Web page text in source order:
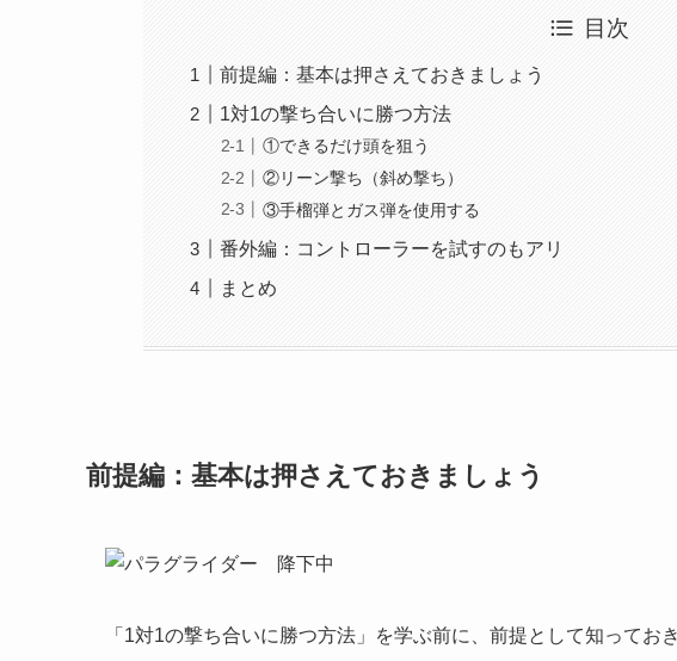
目次
前提編：基本は押さえておきましょう
1対1の撃ち合いに勝つ方法
①できるだけ頭を狙う
②リーン撃ち（斜め撃ち）
③手榴弾とガス弾を使用する
番外編：コントローラーを試すのもアリ
まとめ
前提編：基本は押さえておきましょう
「1対1の撃ち合いに勝つ方法」を学ぶ前に、前提として知ってお